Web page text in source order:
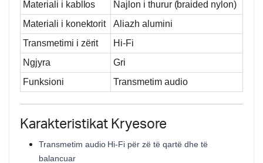
Materiali i kabllos
Najlon i thurur (braided nylon)
Materiali i konektorit
Aliazh alumini
Transmetimi i zërit
Hi-Fi
Ngjyra
Gri
Funksioni
Transmetim audio
Karakteristikat Kryesore
Transmetim audio Hi-Fi për zë të qartë dhe të
balancuar